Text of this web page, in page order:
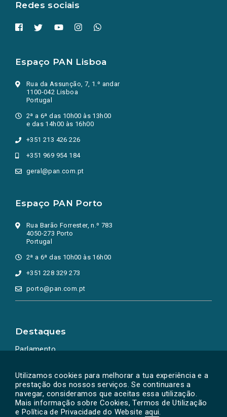
Utilizamos cookies para melhorar a tua experiência e a
prestação dos nossos serviços. Se continuares a
navegar, consideramos que aceitas essa utilização.
Mais informação sobre Cookies, Termos de Utilização
e Política de Privacidade do Website aqui.
Redes sociais
Espaço PAN Lisboa
Rua da Assunção, 7, 1.º andar
1100-042 Lisboa
Portugal
2ª a 6ª das 10h00 às 13h00
e das 14h00 às 16h00
+351 213 426 226
+351 969 954 184
geral@pan.com.pt
Espaço PAN Porto
Rua Barão Forrester, n.º 783
4050-273 Porto
Portugal
2ª a 6ª das 10h00 às 16h00
+351 228 329 273
porto@pan.com.pt
Destaques
Parlamento